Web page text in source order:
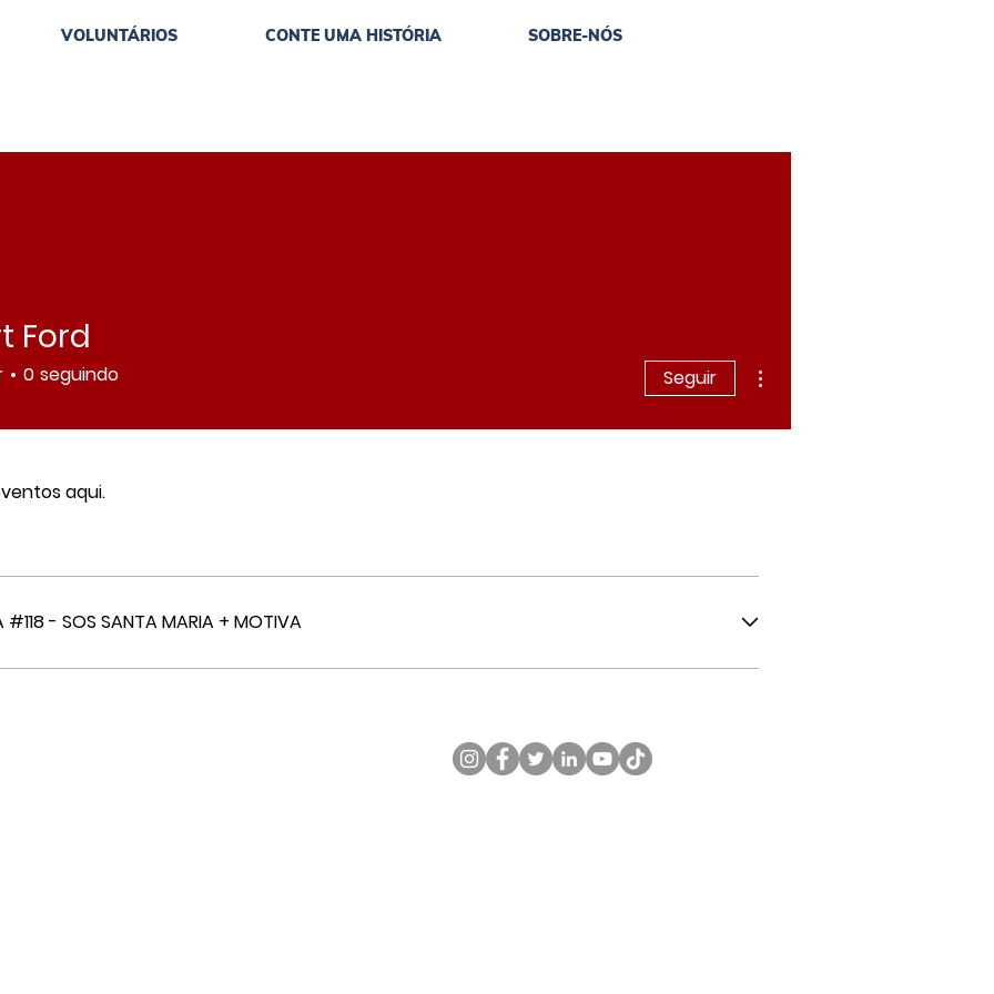
VOLUNTÁRIOS CONTE UMA HISTÓRIA SOBRE-NÓS
aqui.
#118 - SOS SANTA MARIA + MOTIVA
Ford
0 seguindo Seguir